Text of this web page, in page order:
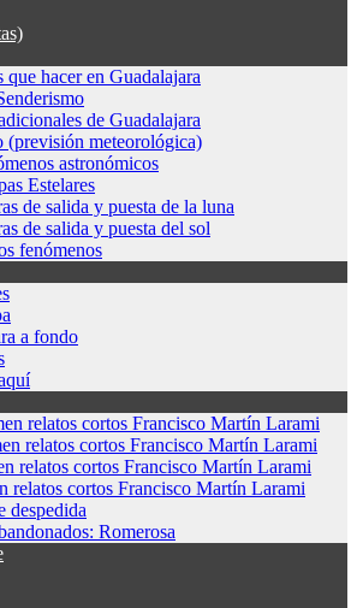
que hacer en Guadalajara
de Guadalajara
(previsión meteorológica)
astronómicos
Estelares
de salida y puesta de la luna
de salida y puesta del sol
fenómenos
a fondo
relatos cortos Francisco Martín Larami
relatos cortos Francisco Martín Larami
relatos cortos Francisco Martín Larami
relatos cortos Francisco Martín Larami
despedida
Romerosa